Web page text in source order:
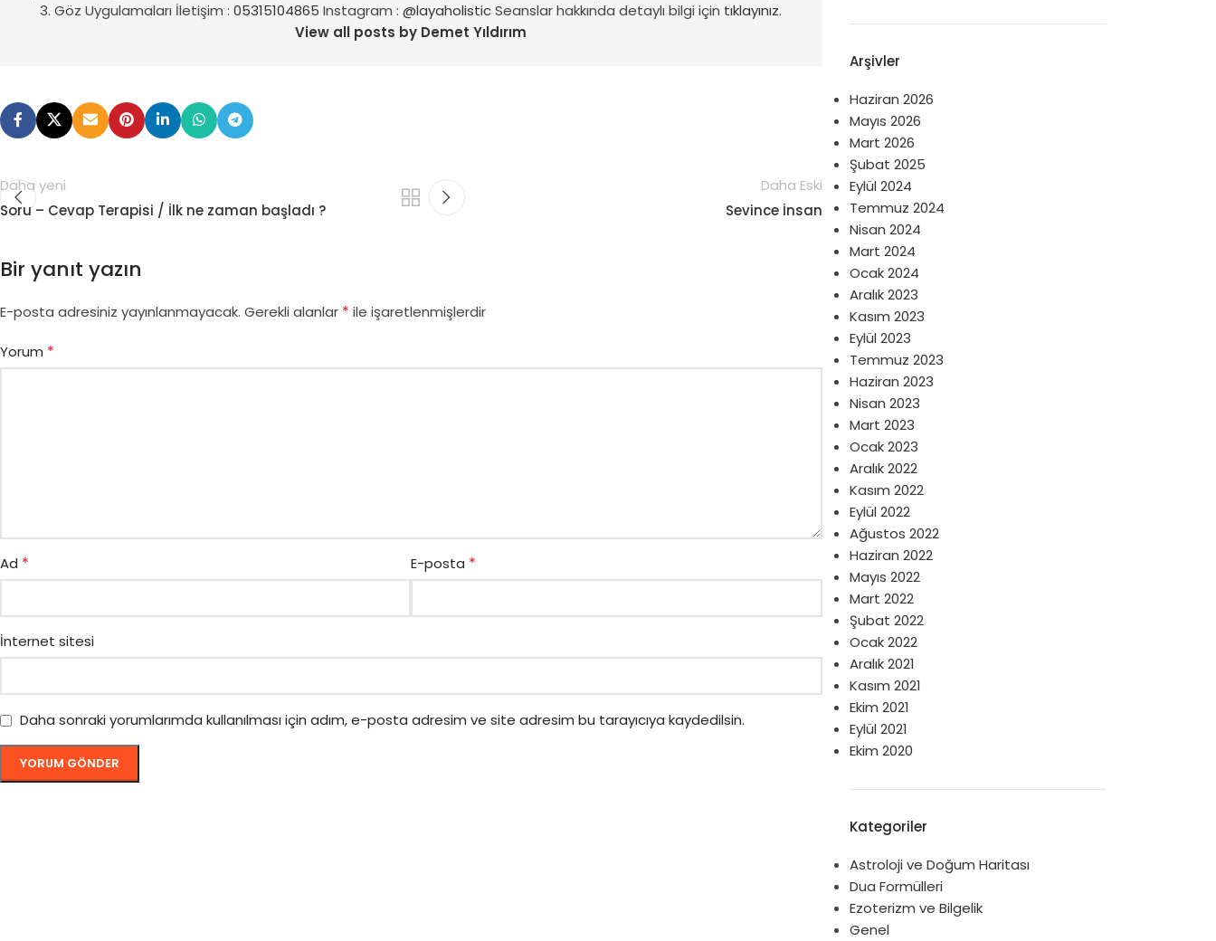
3. Göz Uygulamaları İletişim :05315104865 Instagram :@layaholisticSeanslar hakkında detaylı bilgi için tıklayınız.
View all posts by Demet Yıldırım
Daha yeni
Soru – Cevap Terapisi / İlk ne zaman başladı ?
Daha Eski
Sevince İnsan
Bir yanıt yazın
E-posta adresiniz yayınlanmayacak. Gerekli alanlar * ile işaretlenmişlerdir
Yorum *
Ad * E-posta *
İnternet sitesi
Daha sonraki yorumlarımda kullanılması için adım, e-posta adresim ve site adresim bu tarayıcıya kaydedilsin.
Arşivler
Haziran 2026
Mayıs 2026
Mart 2026
Şubat 2025
Eylül 2024
Temmuz 2024
Nisan 2024
Mart 2024
Ocak 2024
Aralık 2023
Kasım 2023
Eylül 2023
Temmuz 2023
Haziran 2023
Nisan 2023
Mart 2023
Ocak 2023
Aralık 2022
Kasım 2022
Eylül 2022
Ağustos 2022
Haziran 2022
Mayıs 2022
Mart 2022
Şubat 2022
Ocak 2022
Aralık 2021
Kasım 2021
Ekim 2021
Eylül 2021
Ekim 2020
Kategoriler
Astroloji ve Doğum Haritası
Dua Formülleri
Ezoterizm ve Bilgelik
Genel